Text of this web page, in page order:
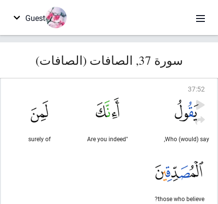
Guest
سورة 37, الصافات (الصافات)
37:52
Who (would) say,
"Are you indeed
surely of
those who believe?